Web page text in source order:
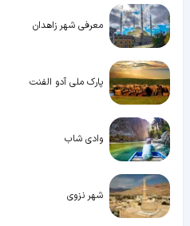
معرفی شهر زاهدان
پارک ملی آدو الفنت
وادی شاب
شهر نزوی